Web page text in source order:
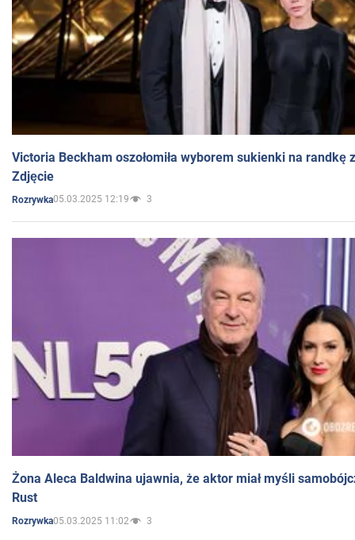
Victoria Beckham oszołomiła wyborem sukienki na randkę
Zdjęcie
Rozrywka05.03.2025 12:19 3
Żona Aleca Baldwina ujawnia, że aktor miał myśli
Rust
Rozrywka05.03.2025 11:02 3